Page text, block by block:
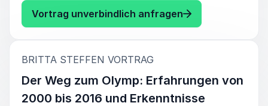
Vortrag unverbindlich anfragen: Britta Steffen
BRITTA STEFFEN VORTRAG
Der Weg zum Olymp: Erfahrungen von
2000 bis 2016 und Erkenntnisse